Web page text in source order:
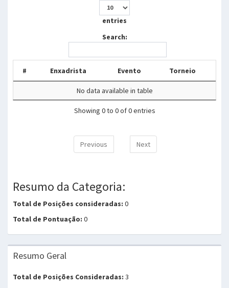
entries
Search:
# Enxadrista Evento Torneio
No data available in table
Showing 0 to 0 of 0 entries
Previous Next
Resumo da Categoria:
Total de Posições consideradas: 0
Total de Pontuação: 0
Resumo Geral
Total de Posições Consideradas: 3